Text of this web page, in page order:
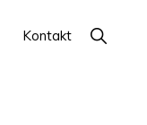
Kontakt Show
Search